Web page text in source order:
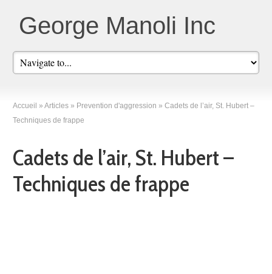
George Manoli Inc
Accueil » Articles » Prevention d'aggression » Cadets de l’air, St. Hubert –
Techniques de frappe
Cadets de l’air, St. Hubert –
Techniques de frappe